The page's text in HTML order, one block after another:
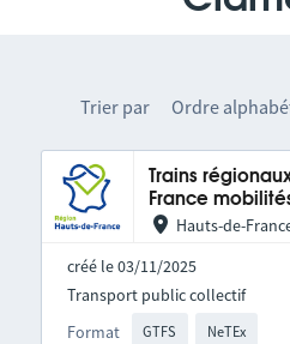
Trier par Ordre
Trains
France
Hauts-de-
créé le 03/11/2025
Format GTFS NeTEx
Transport public collectif